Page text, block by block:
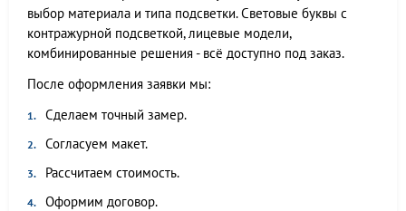
выбор материала и типа подсветки. Световые буквы с
контражурной подсветкой, лицевые модели,
комбинированные решения - всё доступно под заказ.
После оформления заявки мы:
Сделаем точный замер.
Согласуем макет.
Рассчитаем стоимость.
Оформим договор.